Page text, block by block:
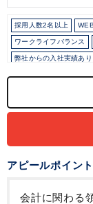
採用人数2名以上
ワークライフバランス
弊社からの入社実績あり
アピールポイント
会計に関わる